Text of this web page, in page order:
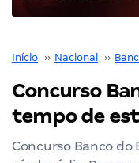
Início ›› Nacional ››
Concurso
tempo de
Concurso Banco do